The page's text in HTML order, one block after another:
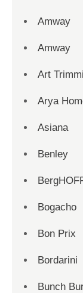
Amway
Amway
Art
Arya
Asiana
Benley
Bogacho
Bon Prix
Bordarini
Bunch